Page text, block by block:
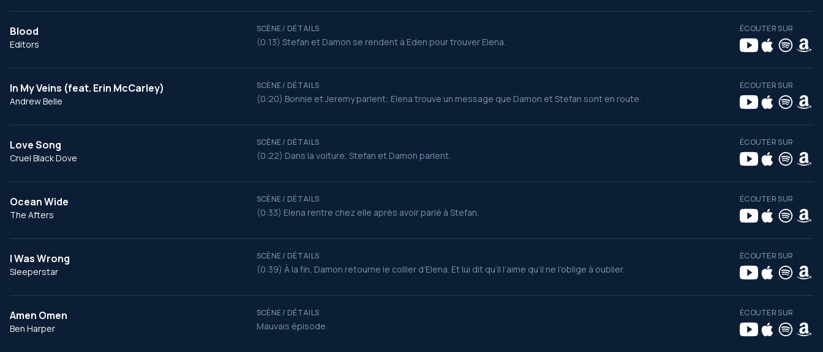
Blood
Editors
SCÈNE / DÉTAILS
(0:13) Stefan et Damon se rendent à Eden pour trouver Elena.
ÉCOUTER SUR
In My Veins (feat. Erin McCarley)
Andrew Belle
SCÈNE / DÉTAILS
(0:20) Bonnie et Jeremy parlent; Elena trouve un message que Damon et Stefan sont en route.
ÉCOUTER SUR
Love Song
Cruel Black Dove
SCÈNE / DÉTAILS
(0:22) Dans la voiture, Stefan et Damon parlent.
ÉCOUTER SUR
Ocean Wide
The Afters
SCÈNE / DÉTAILS
(0:33) Elena rentre chez elle après avoir parlé à Stefan.
ÉCOUTER SUR
I Was Wrong
Sleeperstar
SCÈNE / DÉTAILS
(0:39) À la fin, Damon retourne le collier d’Elena. Et lui dit qu’il l’aime qu’il ne l’oblige à oublier.
ÉCOUTER SUR
Amen Omen
Ben Harper
SCÈNE / DÉTAILS
Mauvais épisode.
ÉCOUTER SUR